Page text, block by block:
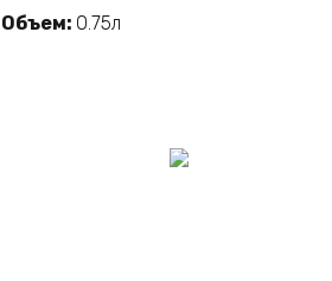
Объем: 0.75л